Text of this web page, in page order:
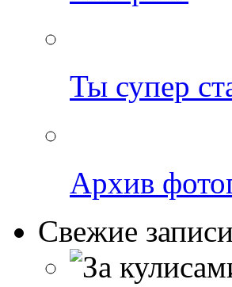
Ты супер
Архив
Свежие записи